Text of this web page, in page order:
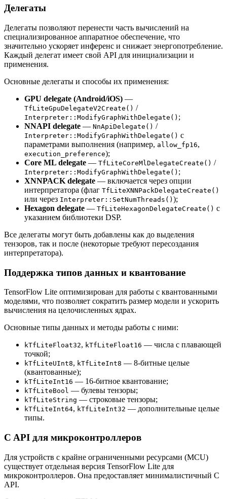
Делегаты
Делегаты позволяют перенести часть вычислений на
специализированное аппаратное обеспечение, что
значительно ускоряет инференс и снижает энергопотребление.
Каждый делегат имеет свой API для инициализации и
применения.
Основные делегаты и способы их применения:
GPU delegate (Android/iOS) —
TfLiteGpuDelegateV2Create() /
Interpreter::ModifyGraphWithDelegate() ;
NNAPI delegate — NnApiDelegate() /
Interpreter::ModifyGraphWithDelegate() с
параметрами выполнения (например, allow_fp16,
execution_preference);
Core ML delegate — TfLiteCoreMlDelegateCreate() /
Interpreter::ModifyGraphWithDelegate() ;
XNNPACK delegate — включается через опции
интерпретатора (флаг TfLiteXNNPackDelegateCreate()
или через Interpreter::SetNumThreads() );
Hexagon delegate — TfLiteHexagonDelegateCreate() с
указанием библиотеки DSP.
Все делегаты могут быть добавлены как до выделения
тензоров, так и после (некоторые требуют пересоздания
интерпретатора).
Поддержка типов данных и квантование
TensorFlow Lite оптимизирован для работы с квантованными
моделями, что позволяет сократить размер модели и ускорить
вычисления на целочисленных ядрах.
Основные типы данных и методы работы с ними:
kTfLiteFloat32, kTfLiteFloat16 — числа с плавающей
точкой;
kTfLiteUInt8, kTfLiteInt8 — 8-битные целые
(квантованные);
kTfLiteInt16 — 16-битное квантование;
kTfLiteBool — булевы тензоры;
kTfLiteString — строковые тензоры;
kTfLiteInt64, kTfLiteInt32 — дополнительные целые
типы.
C API для микроконтроллеров
Для устройств с крайне ограниченными ресурсами (MCU)
существует отдельная версия TensorFlow Lite для
микроконтроллеров. Она предоставляет минималистичный C
API.